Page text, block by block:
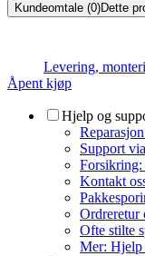
Kundeomtale (0)Dette
Levering,
Åpent kjøp
Hjelp og
Support
Forsikring:
Kontakt
Ordreretur
Ofte stilte
Mer: Hjelp